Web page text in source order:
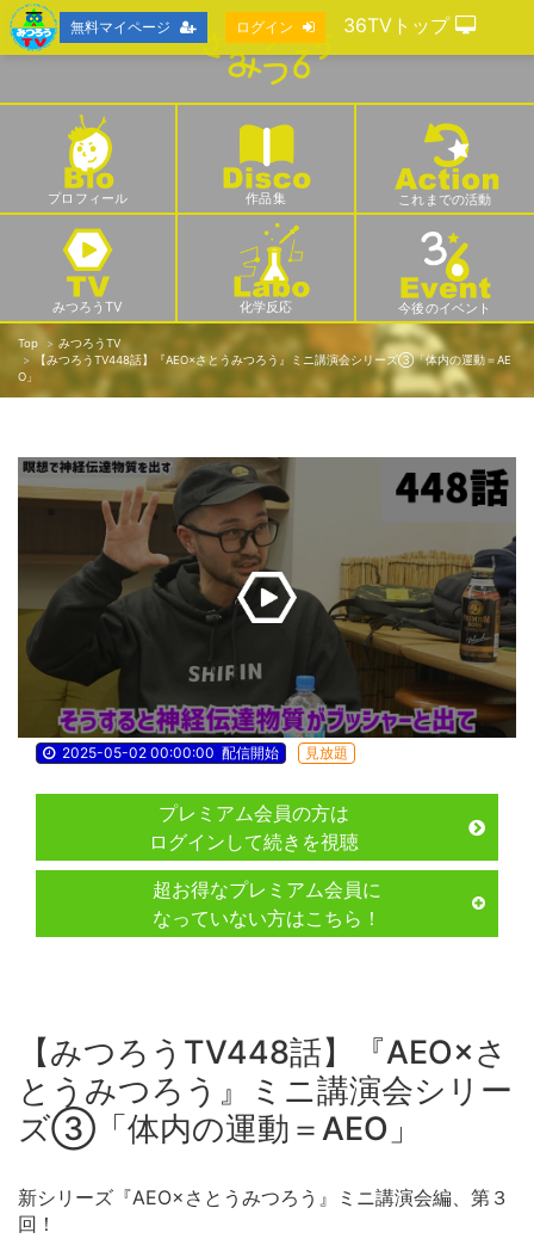
プロフィール 作品集 これまでの活動
みつろうTV 化学反応 今後のイベント
Top
みつろうTV
【みつろうTV448話】『AEO×さとうみつろう』ミニ講演会シリーズ③「体内の運動＝AE
O」
2025-05-02 00:00:00 配信開始 見放題
プレミアム会員の方は
ログインして続きを視聴
超お得なプレミアム会員に
なっていない方はこちら！
【みつろうTV448話】『AEO×さ
とうみつろう』ミニ講演会シリー
ズ③「体内の運動＝AEO」
新シリーズ『AEO×さとうみつろう』ミニ講演会編、第３
回！
無料マイページ ログイン 36TVトップ